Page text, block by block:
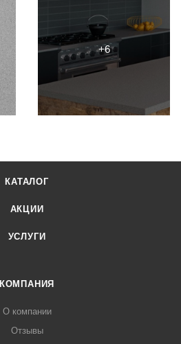
КАТАЛОГ
АКЦИИ
УСЛУГИ
КОМПАНИЯ
О компании
Отзывы